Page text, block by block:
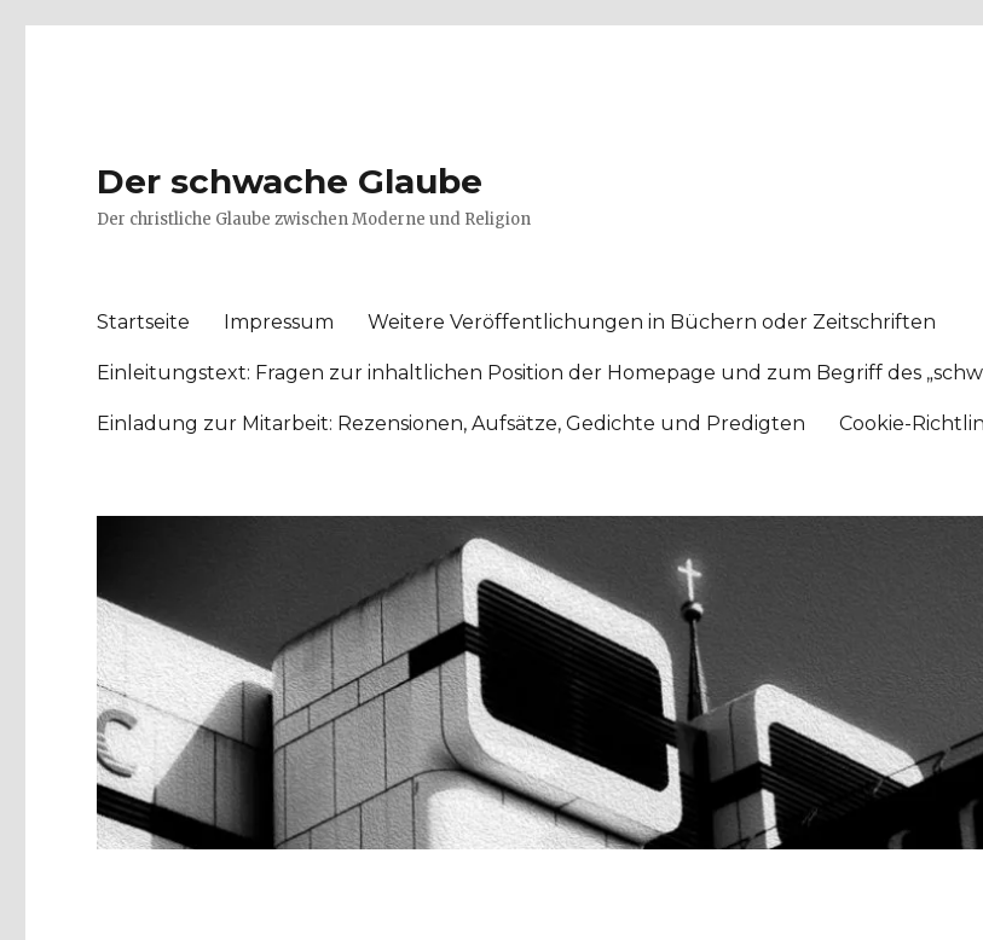
Der schwache Glaube
Der christliche Glaube zwischen Moderne und Religion
Startseite Impressum Weitere Veröffentlichungen in Büchern oder Zeitschriften
Einleitungstext: Fragen zur inhaltlichen Position der Homepage und zum Begriff des
Einladung zur Mitarbeit: Rezensionen, Aufsätze, Gedichte und Predigten Cookie-